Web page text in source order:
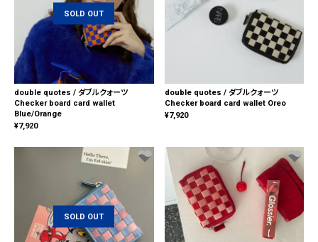
SOLD OUT
double quotes / ダブルクォーツ
Checker board card wallet
Blue/Orange
¥7,920
double quotes / ダブルクォーツ
Checker board card wallet Oreo
¥7,920
SOLD OUT